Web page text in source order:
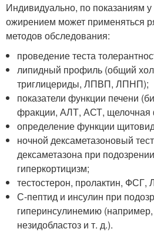
Индивидуально, по показаниям
ожирением может применяться
методов обследования:
проведение теста
липидный профиль (общий
триглицериды, ЛПВП, ЛПНП);
показатели функции печени
фракции, АЛТ, АСТ, щелочная
определение функции
ночной дексаметазоновый
дексаметазона при
гиперкортицизм;
тестостерон, пролактин, ФСГ,
С-пептид и инсулин при
гиперинсулинемию
незидобластоз и т. д.).